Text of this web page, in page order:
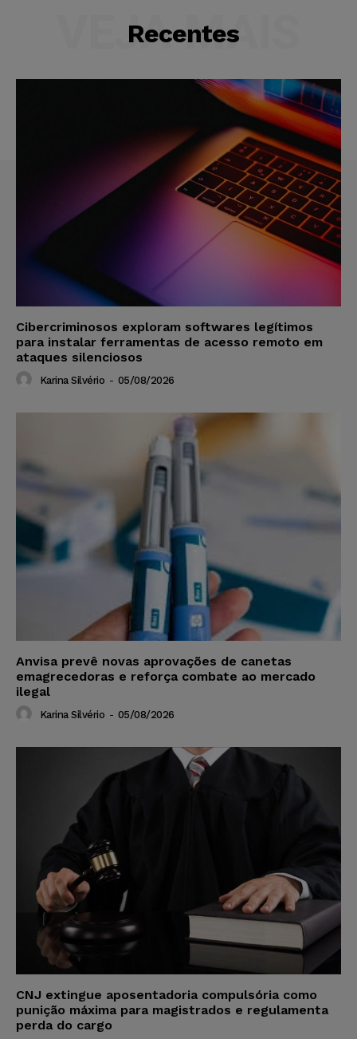
Recentes
VEJA MAIS
Cibercriminosos exploram softwares legítimos
para instalar ferramentas de acesso remoto em
ataques silenciosos
Karina Silvério - 05/08/2026
Anvisa prevê novas aprovações de canetas
emagrecedoras e reforça combate ao mercado
ilegal
Karina Silvério - 05/08/2026
CNJ extingue aposentadoria compulsória como
punição máxima para magistrados e regulamenta
perda do cargo